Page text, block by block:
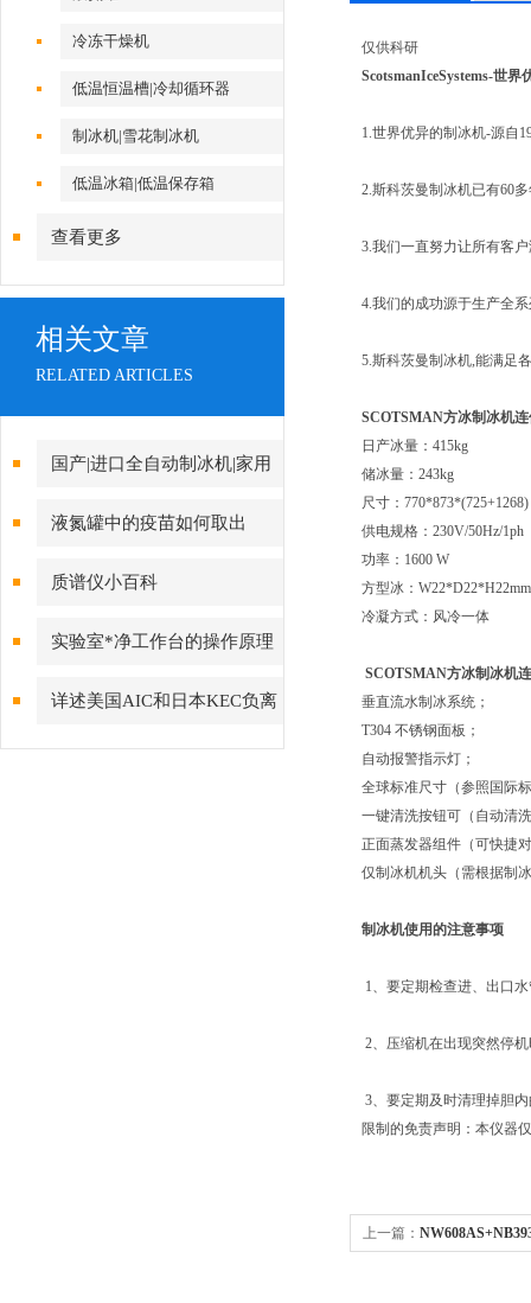
冷冻干燥机
低温恒温槽|冷却循环器
制冰机|雪花制冰机
低温冰箱|低温保存箱
查看更多
相关文章
RELATED ARTICLES
国产|进口全自动制冰机|家用
制冰机|小型制冰机|雪花制冰机
液氮罐中的疫苗如何取出
质谱仪小百科
实验室*净工作台的操作原理
详述美国AIC和日本KEC负离
子检测仪特点比较
仅供科研
ScotsmanIceSystems-世
1.世界优异的制冰机-源自
2.斯科茨曼制冰机已有60
3.我们一直努力让所有客
4.我们的成功源于生产全
5.斯科茨曼制冰机,能满足
SCOTSMAN方冰制冰机
日产冰量：415kg
储冰量：243kg
尺寸：
供电规格：230V/50Hz/
功率：1600 W
方型冰：
冷凝方式：风冷一体
SCOTSMAN方冰制冰机
垂直流水制冰系统；
T304 不锈钢面板；
自动报警指示灯；
全球标准尺寸（参照国际
一键清洗按钮可（自动清
正面蒸发器组件（可快捷
仅制冰机机头（需根据制
制冰机使用的注意事项
1、要定期检查进、出口
2、压缩机在出现突然停
3、要定期及时清理掉胆
限制的免责声明：本仪器
上一篇：